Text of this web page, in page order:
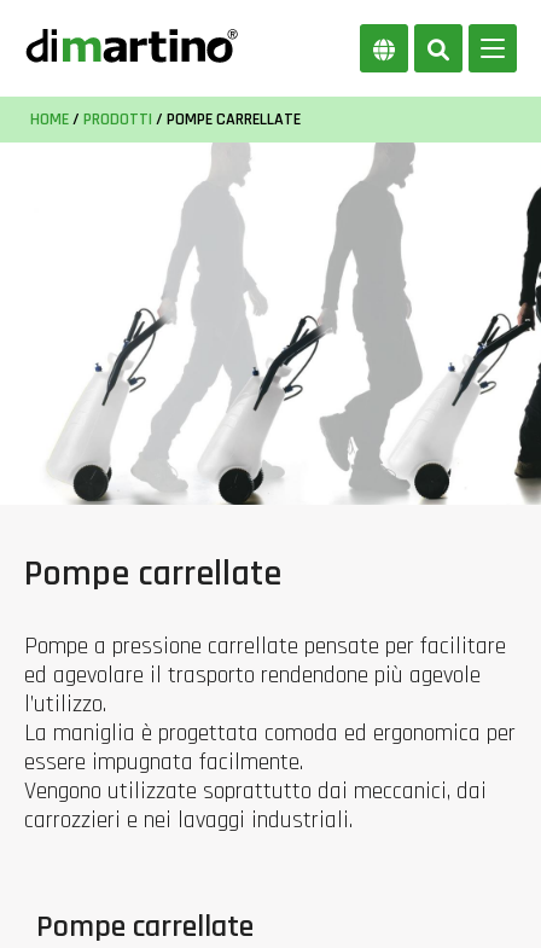
HOME/ PRODOTTI / POMPE CARRELLATE
Pompe carrellate
Pompe a pressione carrellate pensate per facilitare
ed agevolare il trasporto rendendone più agevole
l’utilizzo.
La maniglia è progettata comoda ed ergonomica per
essere impugnata facilmente.
Vengono utilizzate soprattutto dai meccanici, dai
carrozzieri e nei lavaggi industriali.
Pompe carrellate